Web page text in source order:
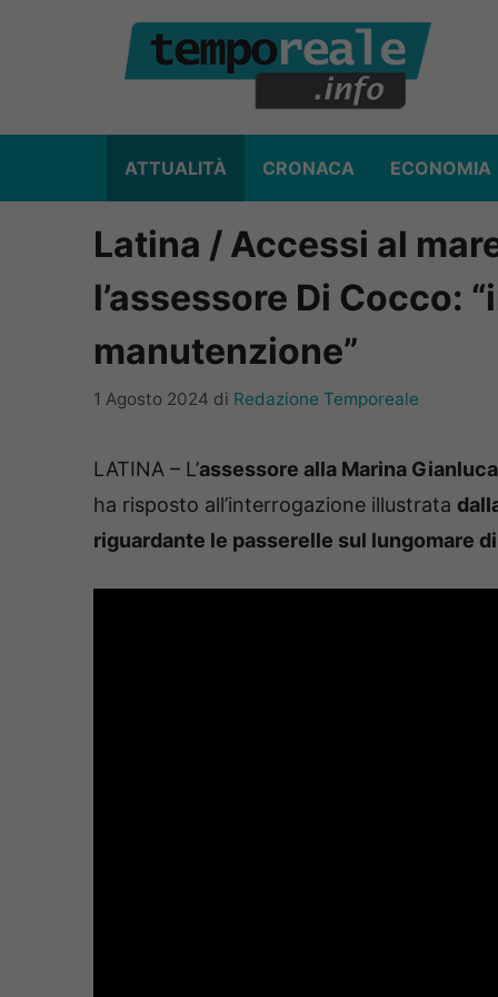
ATTUALITÀ CRONACA ECONOMIA
Latina / Accessi al
l’assessore Di Cocco:
manutenzione”
1 Agosto 2024 di Redazione Temporeale
LATINA – L’assessore alla Marina
ha risposto all’interrogazione illustrata
riguardante le passerelle sul lungomare